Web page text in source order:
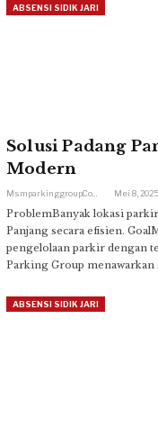
ABSENSI SIDIK JARI
Solusi Padang
Modern
Mei 8, 2025
ProblemBanyak lokasi
Panjang secara efisien.
pengelolaan parkir dengan
Parking Group menawarkan
ABSENSI SIDIK JARI